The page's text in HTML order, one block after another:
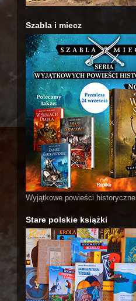
Szabla i miecz
Wyjątkowe powieści historyczne
Stare polskie książki